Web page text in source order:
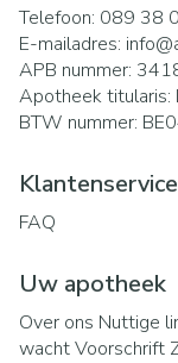
Telefoon: 089 38
E-mailadres: info@
APB nummer:
Apotheek titularis:
BTW nummer:
Klantenservice
FAQ
Uw apotheek
Over ons Nuttige
wachtVoorschrift